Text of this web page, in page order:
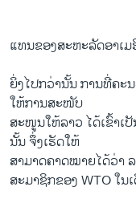
ແທນຂອງສະຫະລັດອາເມ
ຍິ່ງໄປກວ່ານັ້ນ ການທີ່ຄ
ໃຫ້ການສະໜັບ
ສະໜູນໃຫ້ລາວ ໄດ້ເຂົ້າເ
ນັ້ນ ຈຶ່ງເຮັດໃຫ້
ສາມາດຄາດໝາຍໄດ້ວ່າ
ສະມາຊິກຂອງ WTO ໃ